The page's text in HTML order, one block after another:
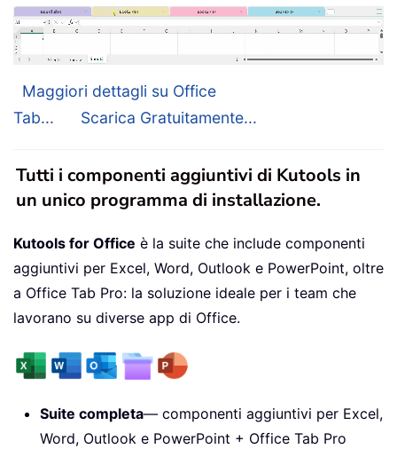
Maggiori dettagli su Office
Tab...
Scarica Gratuitamente...
Tutti i componenti aggiuntivi di Kutools in
un unico programma di installazione.
Kutools for Office è la suite che include componenti
aggiuntivi per Excel, Word, Outlook e PowerPoint, oltre
a Office Tab Pro: la soluzione ideale per i team che
lavorano su diverse app di Office.
Suite completa— componenti aggiuntivi per Excel,
Word, Outlook e PowerPoint + Office Tab Pro